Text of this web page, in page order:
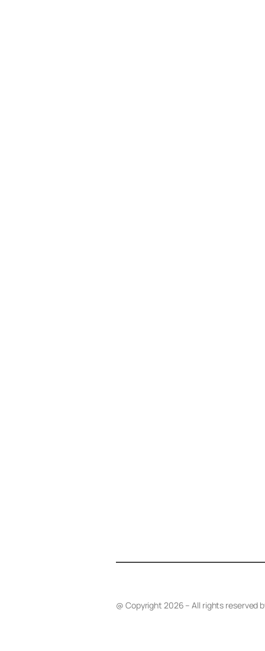
@ Copyright 2026 – All rights reserved